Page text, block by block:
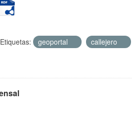
Etiquetas: geoportal
callejero